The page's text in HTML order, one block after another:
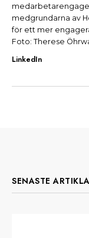
medgrundarna av
för ett mer
Foto: Therese
LinkedIn
SENASTE